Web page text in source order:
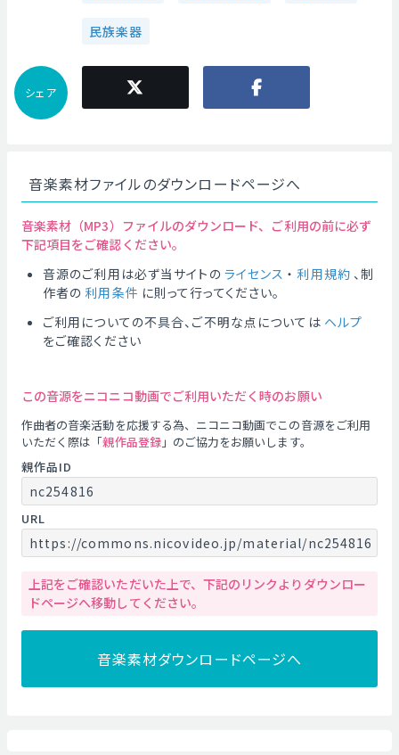
民族楽器
シェア
音楽素材ファイルのダウンロードページへ
音楽素材（MP3）ファイルのダウンロード、ご利用の前に必ず
下記項目をご確認ください。
音源のご利用は必ず当サイトの ライセンス ・ 利用規約 、制
作者の 利用条件 に則って行ってください。
ご利用についての不具合、ご不明な点については ヘルプ
をご確認ください
この音源をニコニコ動画でご利用いただく時のお願い
作曲者の音楽活動を応援する為、ニコニコ動画でこの音源をご利用
いただく際は「親作品登録」のご協力をお願いします。
親作品ID
nc254816
URL
https://commons.nicovideo.jp/material/nc254816
上記をご確認いただいた上で、下記のリンクよりダウンロー
ドページへ移動してください。
音楽素材ダウンロードページへ